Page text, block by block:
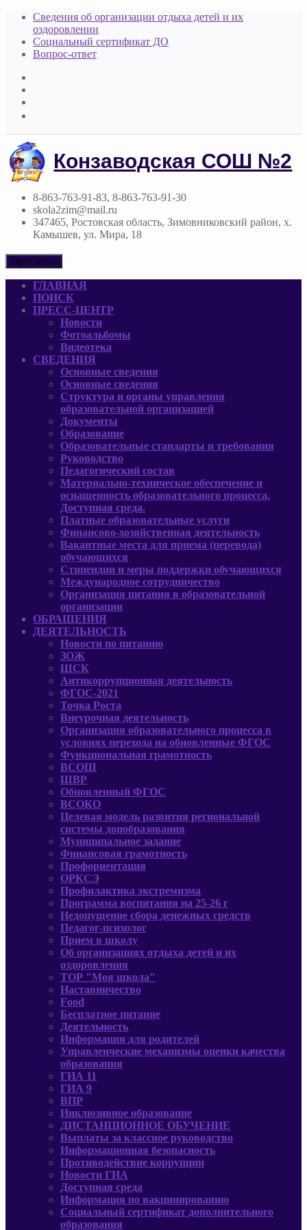
Сведения об организации отдыха детей и их
оздоровлении
Социальный сертификат ДО
Вопрос-ответ
Конзаводская СОШ №2
8-863-763-91-83, 8-863-763-91-30
skola2zim@mail.ru
347465, Ростовская область, Зимовниковский район, х.
Камышев, ул. Мира, 18
Open Menu
ГЛАВНАЯ
ПОИСК
ПРЕСС-ЦЕНТР
Новости
Фотоальбомы
Видеотека
СВЕДЕНИЯ
Основные сведения
Основные сведения
Структура и органы управления
образовательной организацией
Документы
Образование
Образовательные стандарты и требования
Руководcтво
Педагогический состав
Материально-техническое обеспечение и
оснащенность образовательного процесса.
Доступная среда.
Платные образовательные услуги
Финансово-хозяйственная деятельность
Вакантные места для приема (перевода)
обучающихся
Стипендии и меры поддержки обучающихся
Международное сотрудничество
Организация питания в образовательной
организации
ОБРАЩЕНИЯ
ДЕЯТЕЛЬНОСТЬ
Новости по питанию
ЗОЖ
ШСК
Антикоррупционная деятельность
ФГОС-2021
Точка Роста
Внеурочная деятельность
Организация образовательного процесса в
условиях перехода на обновленные ФГОС
Функциональная грамотность
ВСОШ
ШВР
Обновленный ФГОС
ВСОКО
Целевая модель развития региональной
системы допобразования
Муниципальное задание
Финансовая грамотность
Профориентация
ОРКСЭ
Профилактика экстремизма
Программа воспитания на 25-26 г
Недопущение сбора денежных средств
Педагог-психолог
Прием в школу
Об организациях отдыха детей и их
оздоровления
ТОР "Моя школа"
Наставничество
Food
Бесплатное питание
Деятельность
Информация для родителей
Управленческие механизмы оценки качества
образования
ГИА 11
ГИА 9
ВПР
Инклюзивное образование
ДИСТАНЦИОННОЕ ОБУЧЕНИЕ
Выплаты за классное руководство
Информационная безопасность
Противодействие коррупции
Новости ГИА
Доступная среда
Информация по вакцинированию
Социальный сертификат дополнительного
образования